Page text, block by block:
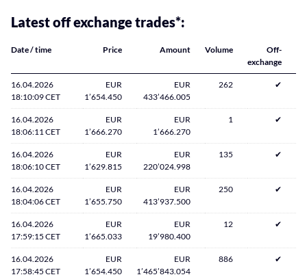
Latest off exchange trades*:
Date / time Price Amount Volume
Off-
exchange
16.04.2026
18:10:09 CET
EUR
1’654.450
EUR
433’466.005
262 ✔
16.04.2026
18:06:11 CET
EUR
1’666.270
EUR
1’666.270
1 ✔
16.04.2026
18:06:10 CET
EUR
1’629.815
EUR
220’024.998
135 ✔
16.04.2026
18:04:06 CET
EUR
1’655.750
EUR
413’937.500
250 ✔
16.04.2026
17:59:15 CET
EUR
1’665.033
EUR
19’980.400
12 ✔
16.04.2026
17:58:45 CET
EUR
1’654.450
EUR
1’465’843.054
886 ✔